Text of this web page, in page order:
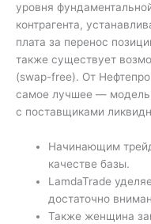
уровня
контрагента,
плата за перенос
также существует
(swap-free). От
самое лучшее — модель
с поставщиками
Начинающим
качестве базы.
LamdaTrade
достаточно
Также женщина